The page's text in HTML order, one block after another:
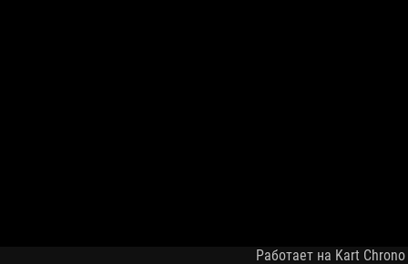
Работает на Kart Chrono